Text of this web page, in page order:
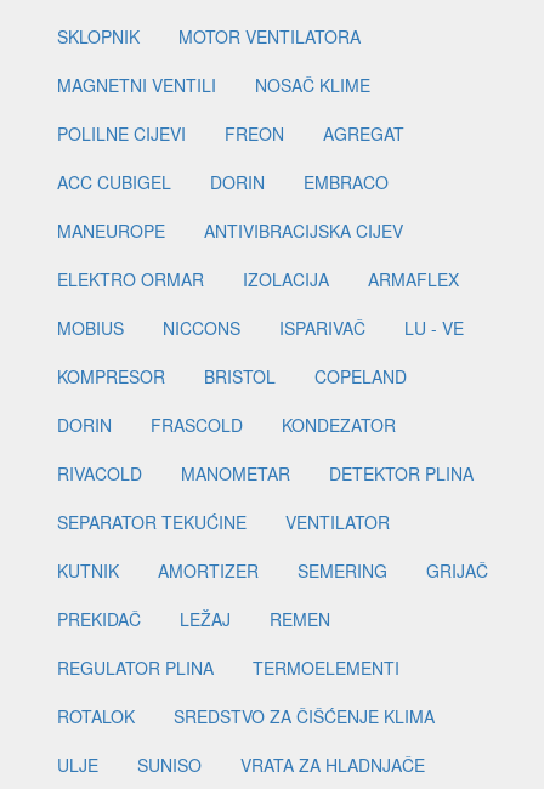
SKLOPNIK
MOTOR VENTILATORA
MAGNETNI VENTILI
NOSAČ KLIME
POLILNE CIJEVI
FREON
AGREGAT
ACC CUBIGEL
DORIN
EMBRACO
MANEUROPE
ANTIVIBRACIJSKA CIJEV
ELEKTRO ORMAR
IZOLACIJA
ARMAFLEX
MOBIUS
NICCONS ISPARIVAČ
LU - VE
KOMPRESOR
BRISTOL
COPELAND
DORIN
FRASCOLD
KONDEZATOR
RIVACOLD
MANOMETAR
DETEKTOR PLINA
SEPARATOR TEKUĆINE
VENTILATOR
KUTNIK
AMORTIZER SEMERING
GRIJAČ
PREKIDAČ
LEŽAJ
REMEN
REGULATOR PLINA
TERMOELEMENTI
ROTALOK
SREDSTVO ZA ČIŠĆENJE KLIMA
ULJE
SUNISO
VRATA ZA HLADNJAČE